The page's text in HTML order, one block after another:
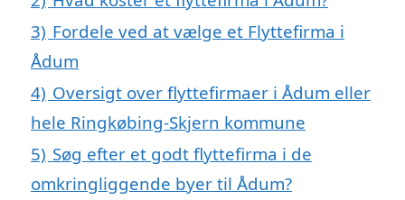
3) Fordele ved at vælge et Flyttefirma i
Ådum
4) Oversigt over flyttefirmaer i Ådum eller
hele Ringkøbing-Skjern kommune
5) Søg efter et godt flyttefirma i de
omkringliggende byer til Ådum?